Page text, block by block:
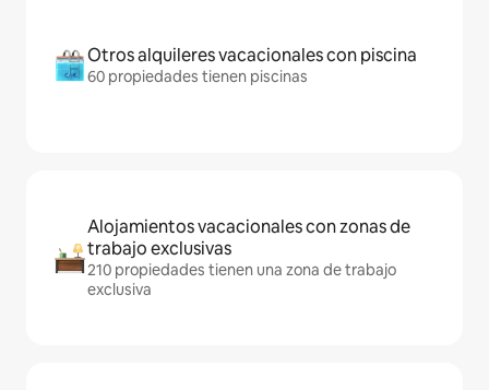
Otros alquileres vacacionales con piscina
60 propiedades tienen piscinas
Alojamientos vacacionales con zonas de
trabajo exclusivas
210 propiedades tienen una zona de trabajo
exclusiva